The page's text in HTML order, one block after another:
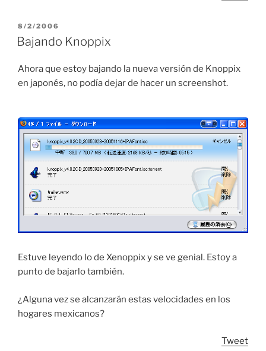
POSTED
ON
8/2/2006
Bajando Knoppix
Ahora que estoy bajando la nueva versión de Knoppix
en japonés, no podía dejar de hacer un screenshot.
Estuve leyendo lo de Xenoppix y se ve genial. Estoy a
punto de bajarlo también.
¿Alguna vez se alcanzarán estas velocidades en los
hogares mexicanos?
Tweet